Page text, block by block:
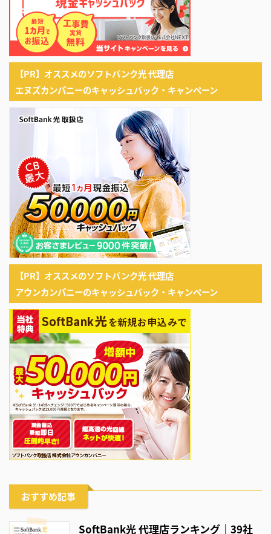
【PR】オススメのソフトバンク光 代理店
エヌズカンパニーのキャッシュバック・キャンペーン
【PR】オススメのソフトバンク光 代理店
アウンカンパニーのキャッシュバック・キャンペーン
おすすめ記事
SoftBank光 代理店ランキング｜39社